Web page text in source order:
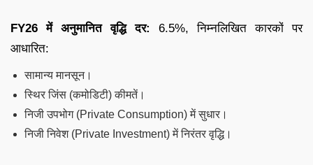
FY26 में अनुमानित वृद्धि दर:
6.5%, निम्नलिखित कारकों पर
आधारित:
सामान्य मानसून।
स्थिर जिंस (कमोडिटी) कीमतें।
निजी उपभोग (Private Consumption) में सुधार।
निजी निवेश (Private Investment) में निरंतर वृद्धि।